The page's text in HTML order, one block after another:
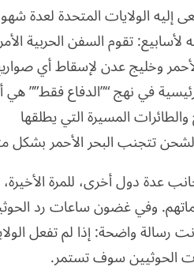
إليه الولايات المتحدة لعدة
تقوم السفن الحربية
وخليج عدن لإسقاط أي
في نهج “”الدفاع فقط”” هي
المسيرة التي يطلقها
تتجنب البحر الأحمر بشكل
عدة دول أخرى، للمرة
وفي غضون ساعات رد
رسالة واضحة: إذا لم تفعل
الحوثيين سوف تستمر.